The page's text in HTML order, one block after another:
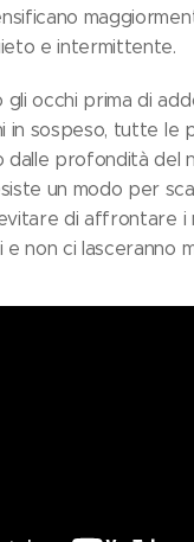
e intermittente.
gli occhi prima di
in sospeso, tutte le
dalle profondità del
un modo per
di affrontare i
non ci lasceranno